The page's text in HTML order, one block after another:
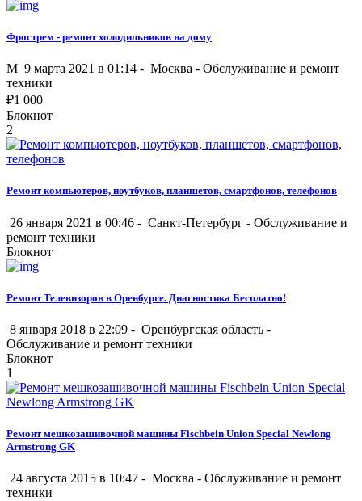
Фрострем - ремонт холодильников на дому
M 9 марта 2021 в 01:14 - Москва - Обслуживание и ремонт
техники
₽1 000
Блокнот
2
Ремонт компьютеров, ноутбуков, планшетов, смартфонов, телефонов
26 января 2021 в 00:46 - Санкт-Петербург - Обслуживание и
ремонт техники
Блокнот
Ремонт Телевизоров в Оренбурге. Диагностика Бесплатно!
8 января 2018 в 22:09 - Оренбургская область -
Обслуживание и ремонт техники
Блокнот
1
Ремонт мешкозашивочной машины Fischbein Union Special Newlong
Armstrong GK
24 августа 2015 в 10:47 - Москва - Обслуживание и ремонт
техники